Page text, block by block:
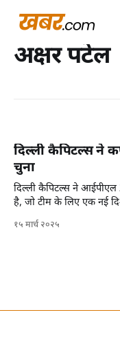
अक्षर पटेल
दिल्ली कैपिटल्स ने
चुना
दिल्ली कैपिटल्स ने आईपीएल
है, जो टीम के लिए एक नई
१५ मार्च २०२५